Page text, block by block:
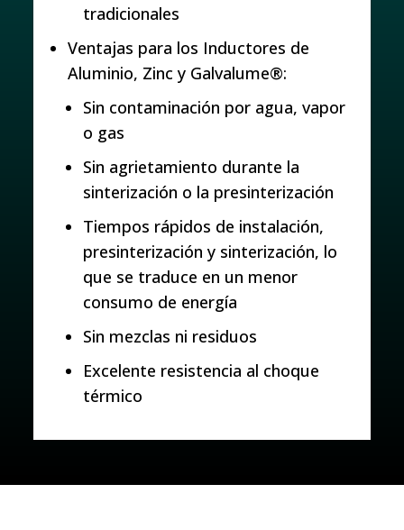
tradicionales
Ventajas para los Inductores de
Aluminio, Zinc y Galvalume®:
Sin contaminación por agua, vapor
o gas
Sin agrietamiento durante la
sinterización o la presinterización
Tiempos rápidos de instalación,
presinterización y sinterización, lo
que se traduce en un menor
consumo de energía
Sin mezclas ni residuos
Excelente resistencia al choque
térmico